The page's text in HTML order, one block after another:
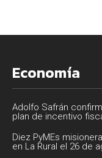
Economía
Adolfo Safrán
plan de incentivo
Diez PyMEs
en La Rural el 26 de